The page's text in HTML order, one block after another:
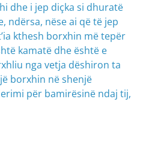
dhe i jep diçka si dhuratë
ndërsa, nëse ai që të jep
kthesh borxhin më tepër
kamatë dhe është e
nga vetja dëshiron ta
borxhin në shenjë
për bamirësinë ndaj tij,